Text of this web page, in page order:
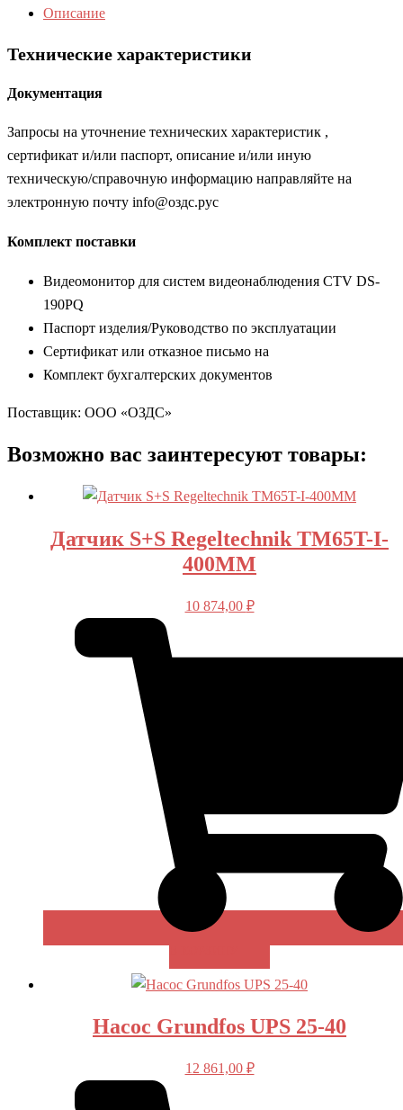
Описание
Технические характеристики
Документация
Запросы на уточнение технических характеристик ,
сертификат и/или паспорт, описание и/или иную
техническую/справочную информацию направляйте на
электронную почту info@оздс.рус
Комплект поставки
Видеомонитор для систем видеонаблюдения CTV DS-
190PQ
Паспорт изделия/Руководство по эксплуатации
Сертификат или отказное письмо на
Комплект бухгалтерских документов
Поставщик: ООО «ОЗДС»
Возможно вас заинтересуют товары:
Датчик S+S Regeltechnik TM65T-I-
400MM
10 874,00 ₽
Насос Grundfos UPS 25-40
12 861,00 ₽